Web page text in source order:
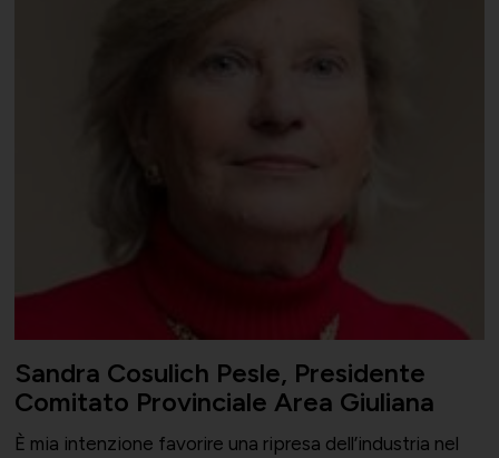
Sandra Cosulich Pesle, Presidente
Comitato Provinciale Area Giuliana
È mia intenzione favorire una ripresa dell’industria nel